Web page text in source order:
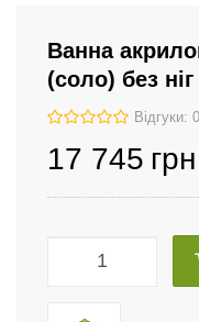
Ванна
(соло) без ніг
Відгуки: 0
17 745 грн